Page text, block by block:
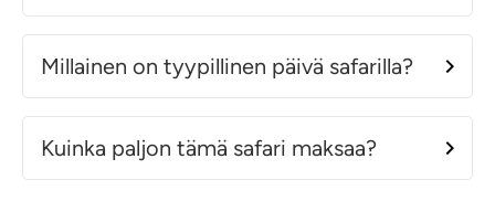
Millainen on tyypillinen päivä safarilla?
Kuinka paljon tämä safari maksaa?